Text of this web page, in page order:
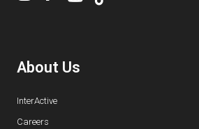
About Us
InterActive
Careers